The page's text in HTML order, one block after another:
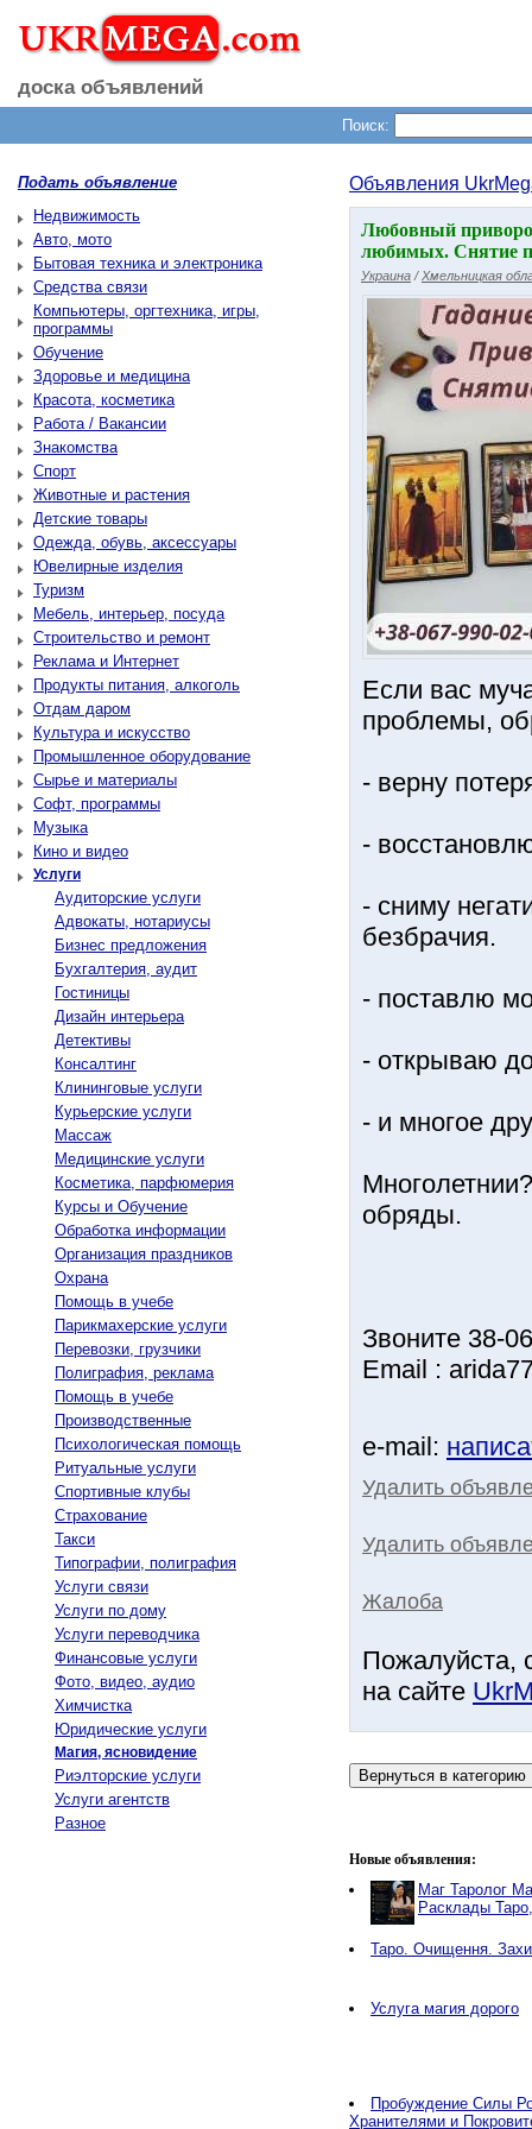
доска объявлений
Поиск:
Подать объявление
Недвижимость
Авто, мото
Бытовая техника и электроника
Средства связи
Компьютеры, оргтехника, игры,
программы
Обучение
Здоровье и медицина
Красота, косметика
Работа / Вакансии
Знакомства
Спорт
Животные и растения
Детские товары
Одежда, обувь, аксессуары
Ювелирные изделия
Туризм
Мебель, интерьер, посуда
Строительство и ремонт
Реклама и Интернет
Продукты питания, алкоголь
Отдам даром
Культура и искусство
Промышленное оборудование
Сырье и материалы
Софт, программы
Музыка
Кино и видео
Услуги
Аудиторские услуги
Адвокаты, нотариусы
Бизнес предложения
Бухгалтерия, аудит
Гостиницы
Дизайн интерьера
Детективы
Консалтинг
Клининговые услуги
Курьерские услуги
Массаж
Медицинские услуги
Косметика, парфюмерия
Курсы и Обучение
Обработка информации
Организация праздников
Охрана
Помощь в учебе
Парикмахерские услуги
Перевозки, грузчики
Полиграфия, реклама
Помощь в учебе
Производственные
Психологическая помощь
Ритуальные услуги
Спортивные клубы
Страхование
Такси
Типографии, полиграфия
Услуги связи
Услуги по дому
Услуги переводчика
Финансовые услуги
Фото, видео, аудио
Химчистка
Юридические услуги
Магия, ясновидение
Риэлторские услуги
Услуги агентств
Разное
Объявления
Любовный
любимых. Снятие
Украина / Хмельницкая
Если вас
проблемы,
- верну
-
- сниму
безбрачия.
- поставлю
- открываю
- и многое
обряды.
Звоните 38-
Email :
e-mail:
Удалить
Удалить
Жалоба
Пожалуйста,
на сайте
Новые объявления:
Маг Таролог
Расклады
Таро. Очищення.
Услуга магия дорого
Пробуждение Силы
Хранителями и